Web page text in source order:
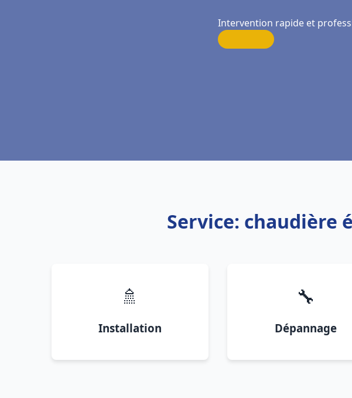
Intervention rapide et
Service: chaudière
🚿
Installation
🔧
Dépannage